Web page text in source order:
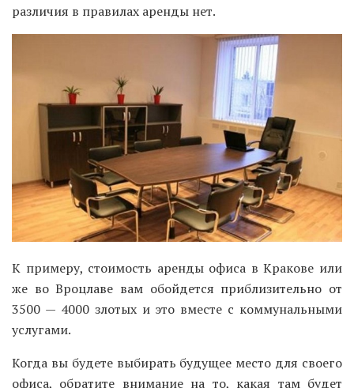
различия в правилах аренды нет.
К примеру, стоимость аренды офиса в Кракове или
же во Вроцлаве вам обойдется приблизительно от
3500 — 4000 злотых и это вместе с коммунальными
услугами.
Когда вы будете выбирать будущее место для своего
офиса, обратите внимание на то, какая там будет